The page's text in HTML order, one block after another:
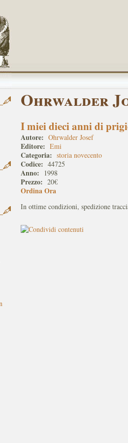
Ohrwalder
I miei dieci anni di
Autore: Ohrwalder Josef
Editore: Emi
Categoria: storia novecento
Codice: 44725
Anno: 1998
Prezzo: 20€
Ordina Ora
In ottime condizioni, spedizione